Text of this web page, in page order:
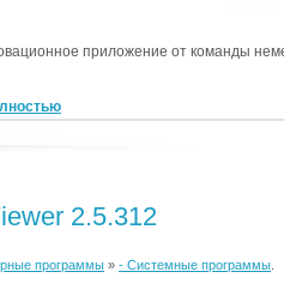
приложение от команды
2.5.312
программы » - Системные программы